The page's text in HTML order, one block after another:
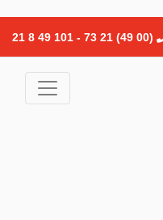
(00 49) 21 73 - 101 49 8 21